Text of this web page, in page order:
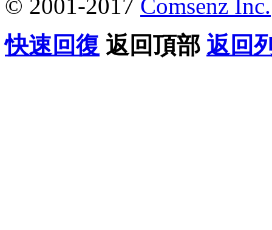
© 2001-2017 Comsenz Inc.
快速回復 返回頂部 返回